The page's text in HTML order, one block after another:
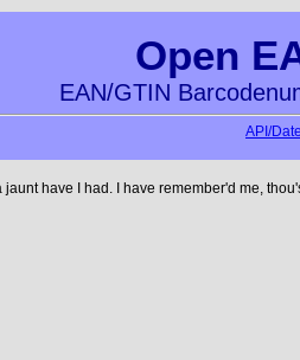
Open
EAN/GTIN
API/
have I had. I have remember'd me,